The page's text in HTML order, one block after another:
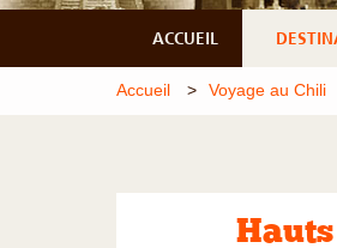
ACCUEIL
Accueil Voyage au Chili